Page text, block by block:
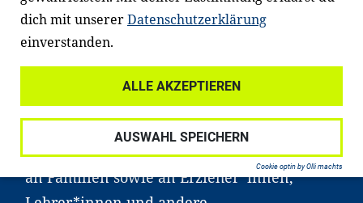
macht den positiven Unterschied:
Es erleichtert den Zugang zu Bildung und
einem erfolgreichen Berufsleben. Viele
Kinder und Jugendliche in Deutschland
haben aber große Schwierigkeiten dabei.
Unser Angebot richtet sich deshalb gezielt
an Familien sowie an Erzieher*innen,
dich mit unsererDatenschutzerklärung
einverstanden.
ALLE AKZEPTIEREN
AUSWAHL SPEICHERN
Cookie optin by Olli machts